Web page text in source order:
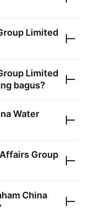
Limited
Limited
bagus?
Water
Group
China